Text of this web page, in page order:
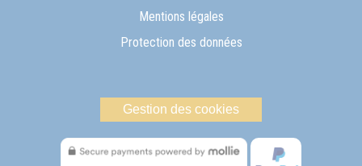
Mentions légales
Protection des données
Gestion des cookies